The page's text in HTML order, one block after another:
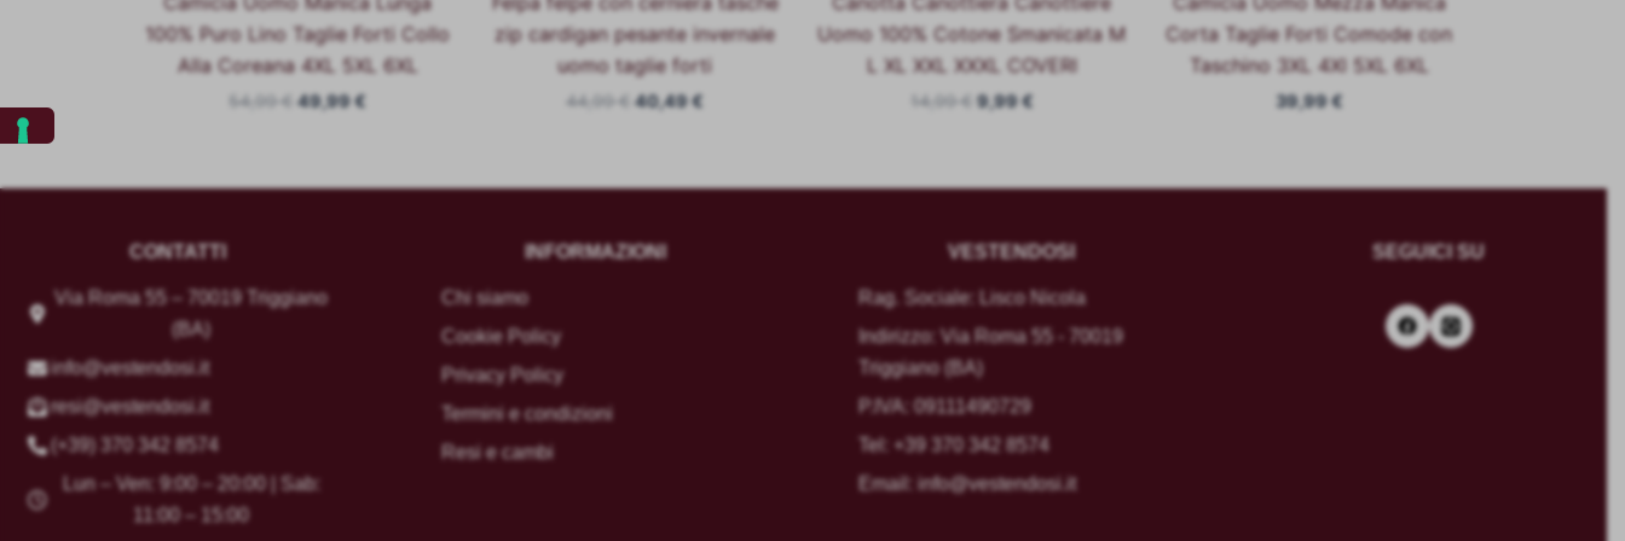
100% Puro Lino Taglie Forti Collo
Alla Coreana 4XL 5XL 6XL
54,99€ 49,99€
zip cardigan pesante invernale
uomo taglie forti
44,99€ 40,49€
Uomo 100% Cotone Smanicata M
L XL XXL XXXL COVERI
14,99 € 9,99€
Corta Taglie Forti Comode con
Taschino 3XL 4Xl 5XL 6XL
39,99€
CONTATTI
Via Roma 55 – 70019 Triggiano
(BA)
info@vestendosi.it
resi@vestendosi.it
(+39) 370 342 8574
Lun – Ven: 9:00 – 20:00 | Sab:
11:00 – 15:00
INFORMAZIONI
Chi siamo
Cookie Policy
Privacy Policy
Termini e condizioni
Resi e cambi
VESTENDOSI
Rag. Sociale: Lisco Nicola
Indirizzo: Via Roma 55 - 70019
Triggiano (BA)
P.IVA: 09111490729
Tel: +39 370 342 8574
Email: info@vestendosi.it
SEGUICI SU